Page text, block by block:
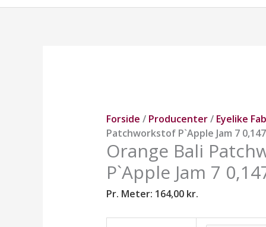
Forside / Producenter/ Eyelike
Patchworkstof P`Apple Jam 7
Orange Bali
P`Apple Jam 7
Pr. Meter: 164,00 kr.
7
0,147
fra
Eyelike.
antal